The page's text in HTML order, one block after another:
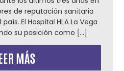
de reputación sanitaria
El Hospital HLA La Vega
su posición como […]
MÁS